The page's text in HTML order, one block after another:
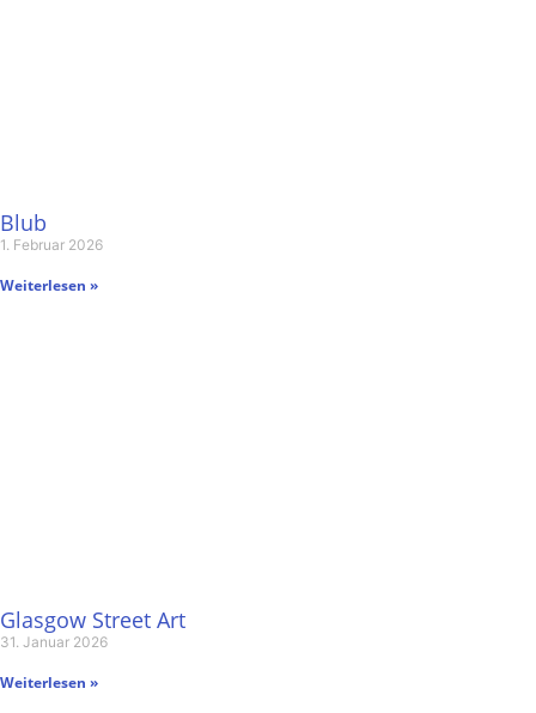
Blub
1. Februar 2026
Weiterlesen »
Glasgow Street Art
31. Januar 2026
Weiterlesen »